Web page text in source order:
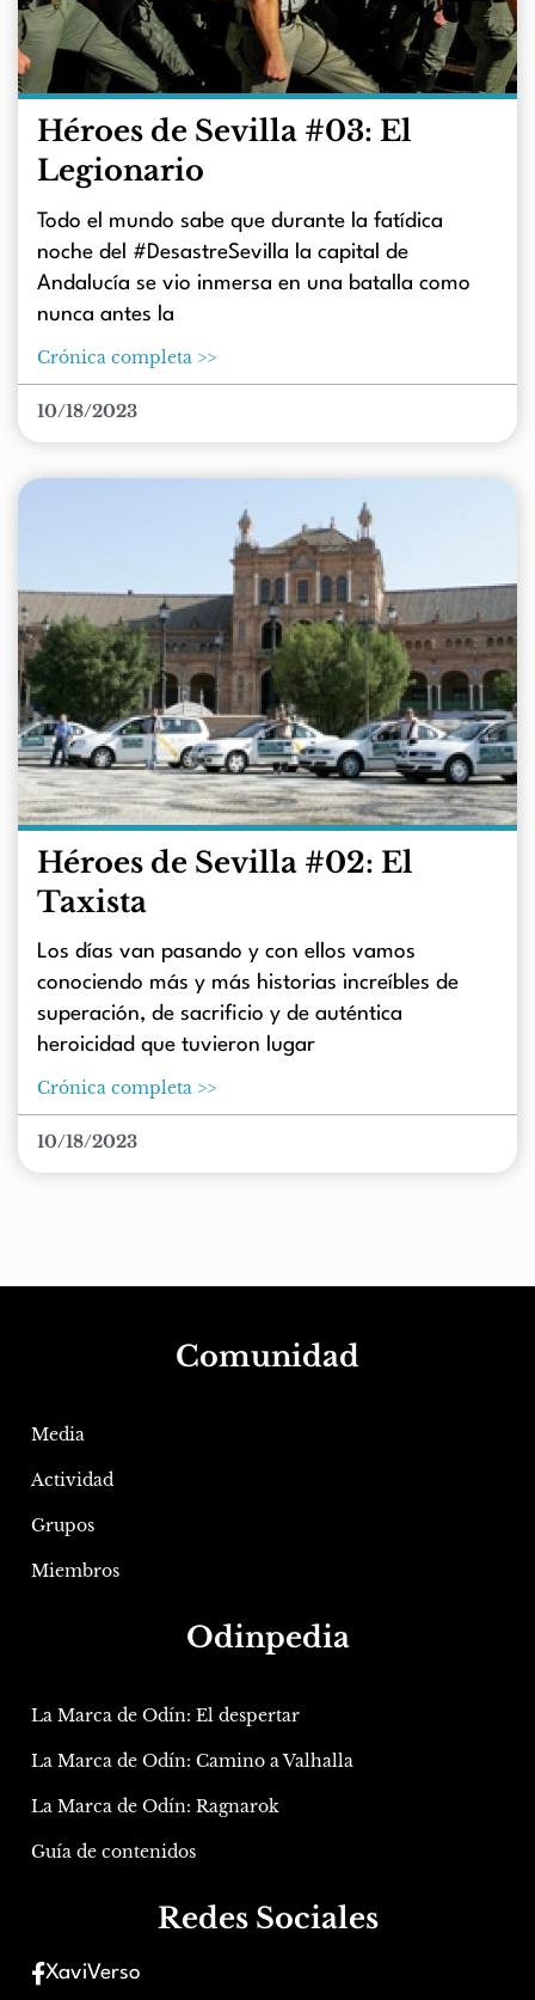
Héroes de Sevilla #03: El
Legionario
Todo el mundo sabe que durante la fatídica
noche del #DesastreSevilla la capital de
Andalucía se vio inmersa en una batalla como
nunca antes la
Crónica completa >>
10/18/2023
Héroes de Sevilla #02: El
Taxista
Los días van pasando y con ellos vamos
conociendo más y más historias increíbles de
superación, de sacrificio y de auténtica
heroicidad que tuvieron lugar
Crónica completa >>
10/18/2023
Comunidad
Media
Actividad
Grupos
Miembros
Odinpedia
La Marca de Odín: El despertar
La Marca de Odín: Camino a Valhalla
La Marca de Odín: Ragnarok
Guía de contenidos
Redes Sociales
XaviVerso